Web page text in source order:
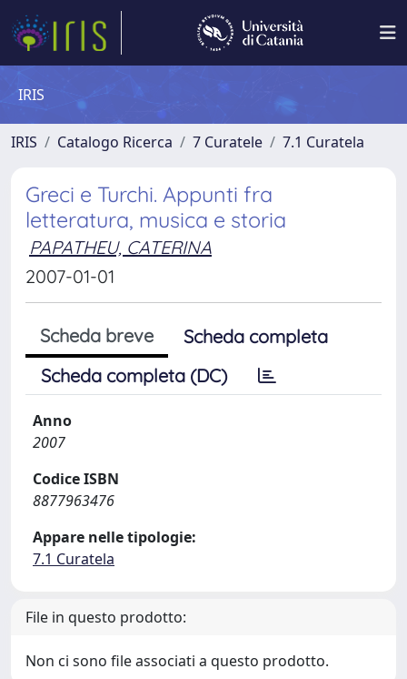
IRIS
IRIS Catalogo Ricerca 7 Curatele 7.1 Curatela
Greci e Turchi. Appunti fra
letteratura, musica e storia
PAPATHEU, CATERINA
2007-01-01
Scheda breve
Scheda completa
Scheda completa (DC)
Anno
2007
Codice ISBN
8877963476
Appare nelle tipologie:
7.1 Curatela
File in questo prodotto:
Non ci sono file associati a questo prodotto.